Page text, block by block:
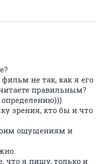
не так, как я его
правильным?
зрения, кто бы и что
ощущениям и
что я пишу, только и